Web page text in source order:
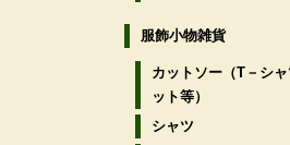
服飾小物雑貨
カットソー（T－シ
ット等）
シャツ